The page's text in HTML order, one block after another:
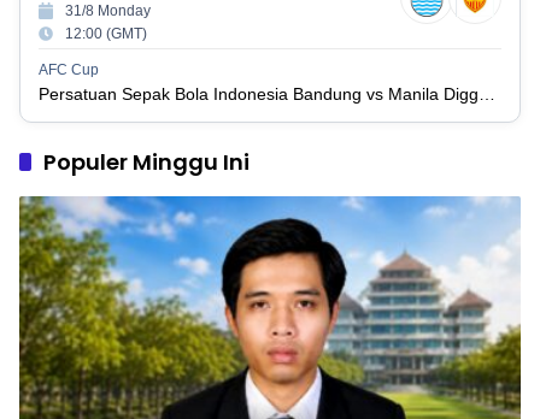
1
2
17
3
1
4
1
6
Persis Solo 8 16 34
1
7
Semen Padang FC 34 5 5 20
1
8
Persatuan Sepak Bola Biak Sekitarnya 34 4 6 24 18
31/8 Monday
12:00 (GMT)
AFC Cup
Populer Minggu Ini